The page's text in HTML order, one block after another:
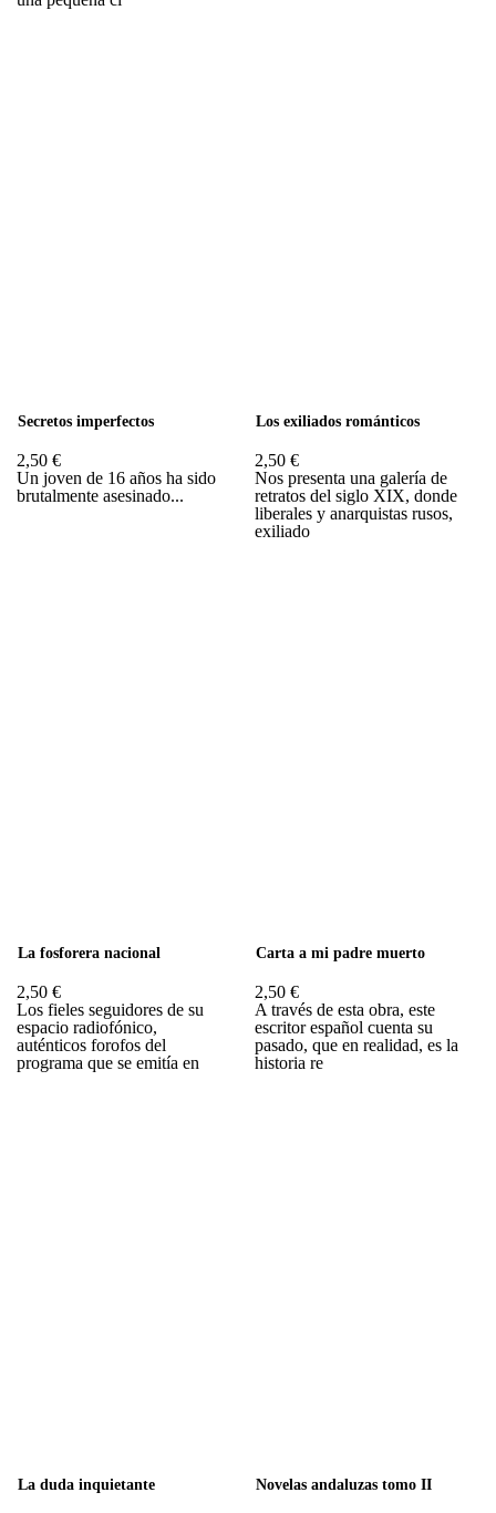
Secretos imperfectos
2,50 €
Un joven de 16 años ha sido
brutalmente asesinado...
Los exiliados románticos
2,50 €
Nos presenta una galería de
retratos del siglo XIX, donde
liberales y anarquistas rusos,
exiliado
La fosforera nacional
2,50 €
Los fieles seguidores de su
espacio radiofónico,
auténticos forofos del
programa que se emitía en
Carta a mi padre muerto
2,50 €
A través de esta obra, este
escritor español cuenta su
pasado, que en realidad, es la
historia re
La duda inquietante Novelas andaluzas tomo II